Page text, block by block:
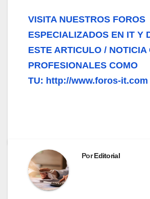
VISITA NUESTROS FOROS
ESPECIALIZADOS EN IT Y
ESTE ARTICULO / NOTICIA
PROFESIONALES COMO
TU: http://www.foros-it.com
PorEditorial